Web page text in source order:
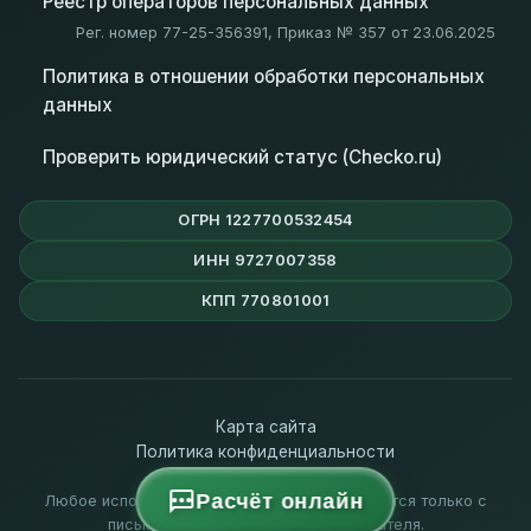
Расчёт онлайн
Рег. номер 77-25-356391, Приказ № 357 от 23.06.2025
Политика в отношении обработки персональных
данных
Проверить юридический статус (Checko.ru)
ОГРН 1227700532454
ИНН 9727007358
КПП 770801001
Карта сайта
Политика конфиденциальности
Использование cookies
Любое использование материалов допускается только с
письменного согласия правообладателя.